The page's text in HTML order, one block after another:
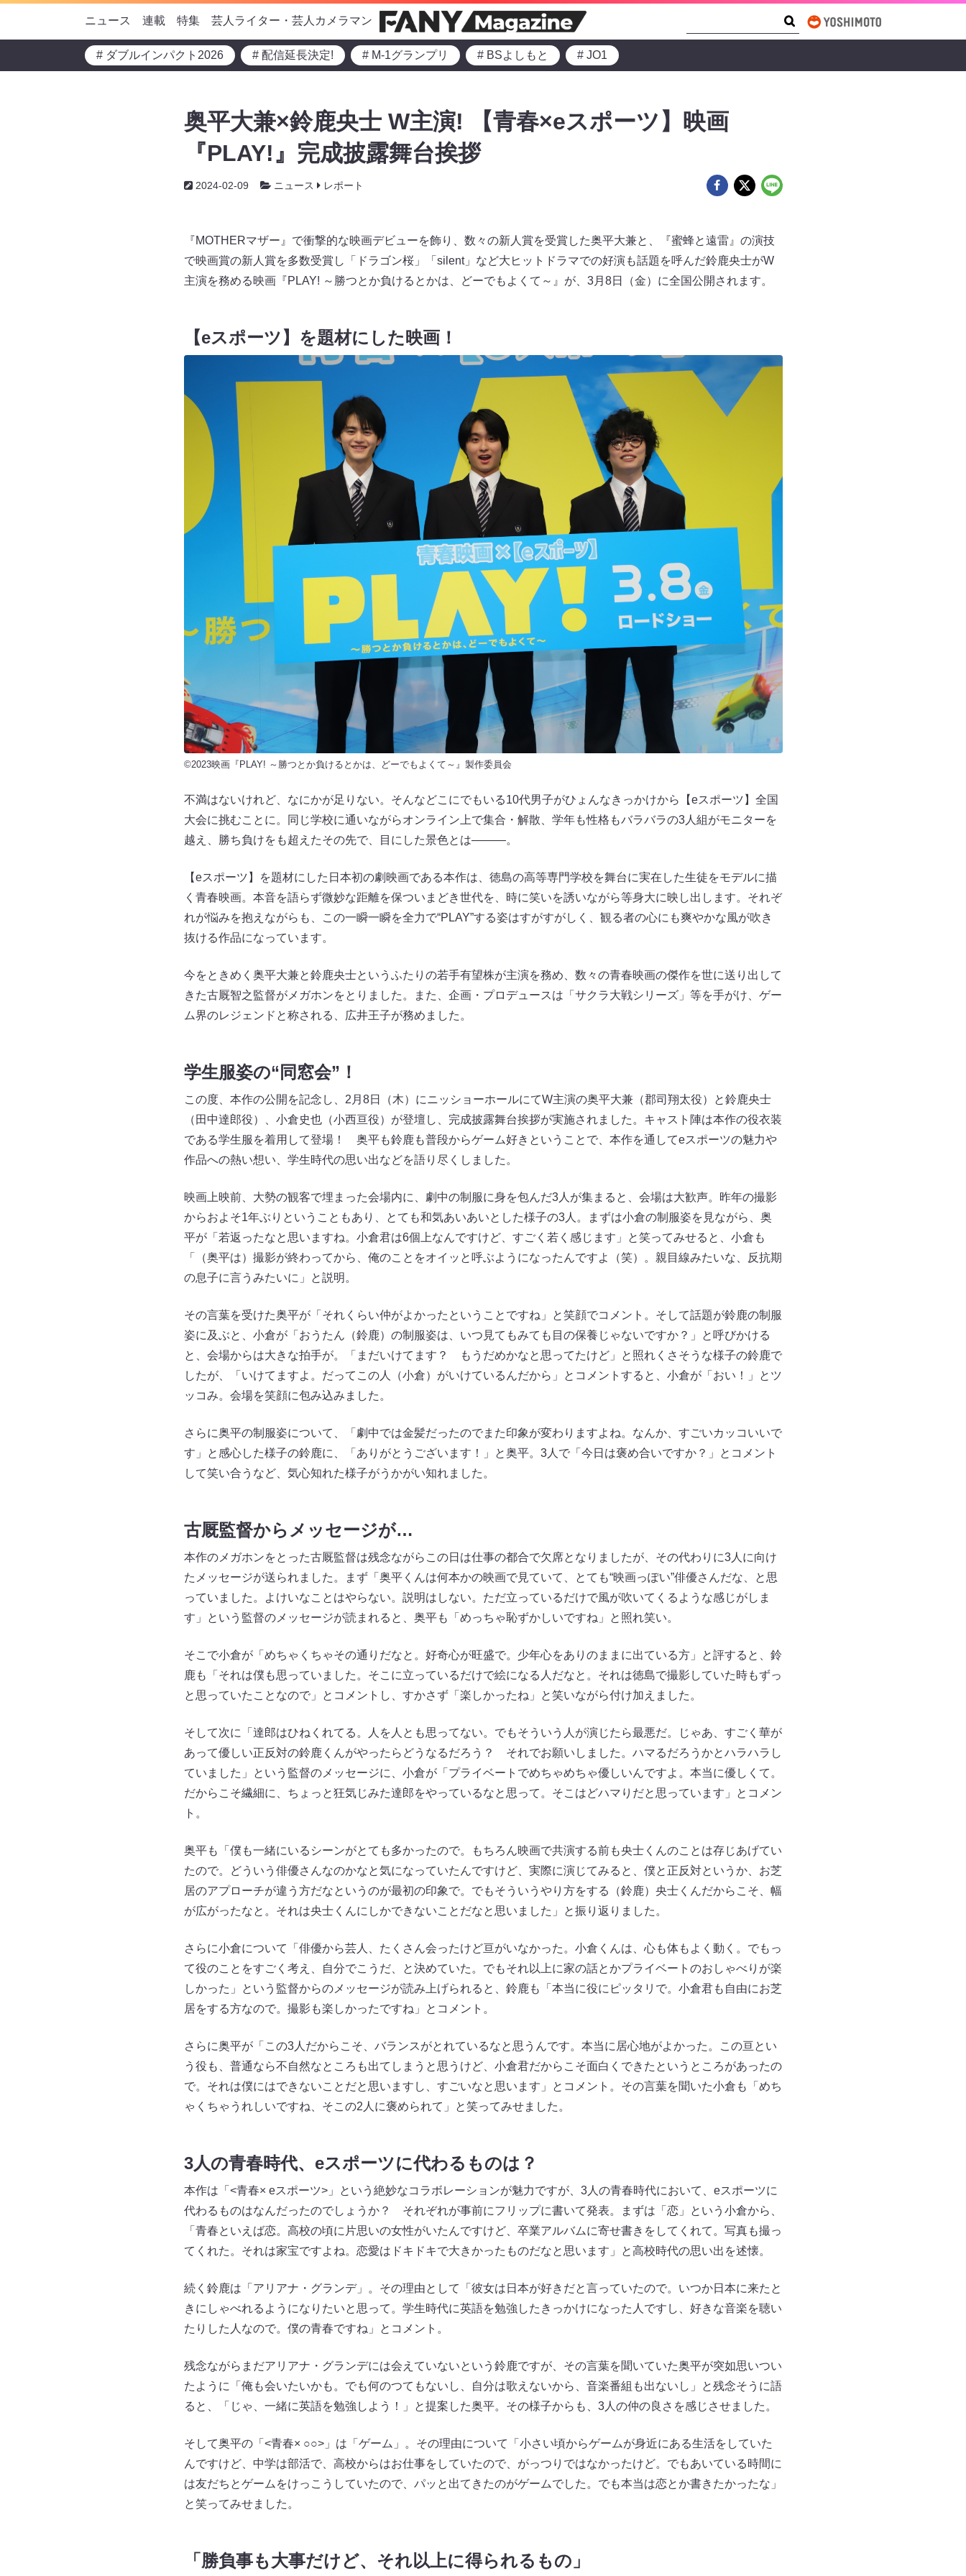
ニュース 連載 特集 芸人ライター・芸人カメラマン
# ダブルインパクト2026 # 配信延長決定! # M-1グランプリ # BSよしもと # JO1
奥平大兼×鈴鹿央士 W主演! 【青春×eスポーツ】映画
『PLAY!』完成披露舞台挨拶
2024-02-09 ニュース レポート
『MOTHERマザー』で衝撃的な映画デビューを飾り、数々の新人賞を受賞した奥平大兼と、『蜜蜂と遠雷』の演技
で映画賞の新人賞を多数受賞し「ドラゴン桜」「silent」など大ヒットドラマでの好演も話題を呼んだ鈴鹿央士がW
主演を務める映画『PLAY! ～勝つとか負けるとかは、どーでもよくて～』が、3月8日（金）に全国公開されます。
【eスポーツ】を題材にした映画！
©2023映画『PLAY! ～勝つとか負けるとかは、どーでもよくて～』製作委員会
不満はないけれど、なにかが足りない。そんなどこにでもいる10代男子がひょんなきっかけから【eスポーツ】全国
大会に挑むことに。同じ学校に通いながらオンライン上で集合・解散、学年も性格もバラバラの3人組がモニターを
越え、勝ち負けをも超えたその先で、目にした景色とは―――。
【eスポーツ】を題材にした日本初の劇映画である本作は、徳島の高等専門学校を舞台に実在した生徒をモデルに描
く青春映画。本音を語らず微妙な距離を保ついまどき世代を、時に笑いを誘いながら等身大に映し出します。それぞ
れが悩みを抱えながらも、この一瞬一瞬を全力で“PLAY”する姿はすがすがしく、観る者の心にも爽やかな風が吹き
抜ける作品になっています。
今をときめく奥平大兼と鈴鹿央士というふたりの若手有望株が主演を務め、数々の青春映画の傑作を世に送り出して
きた古厩智之監督がメガホンをとりました。また、企画・プロデュースは「サクラ大戦シリーズ」等を手がけ、ゲー
ム界のレジェンドと称される、広井王子が務めました。
学生服姿の“同窓会”！
この度、本作の公開を記念し、2月8日（木）にニッショーホールにてW主演の奥平大兼（郡司翔太役）と鈴鹿央士
（田中達郎役）、小倉史也（小西亘役）が登壇し、完成披露舞台挨拶が実施されました。キャスト陣は本作の役衣装
である学生服を着用して登場！ 奥平も鈴鹿も普段からゲーム好きということで、本作を通してeスポーツの魅力や
作品への熱い想い、学生時代の思い出などを語り尽くしました。
映画上映前、大勢の観客で埋まった会場内に、劇中の制服に身を包んだ3人が集まると、会場は大歓声。昨年の撮影
からおよそ1年ぶりということもあり、とても和気あいあいとした様子の3人。まずは小倉の制服姿を見ながら、奥
平が「若返ったなと思いますね。小倉君は6個上なんですけど、すごく若く感じます」と笑ってみせると、小倉も
「（奥平は）撮影が終わってから、俺のことをオイッと呼ぶようになったんですよ（笑）。親目線みたいな、反抗期
の息子に言うみたいに」と説明。
その言葉を受けた奥平が「それくらい仲がよかったということですね」と笑顔でコメント。そして話題が鈴鹿の制服
姿に及ぶと、小倉が「おうたん（鈴鹿）の制服姿は、いつ見てもみても目の保養じゃないですか？」と呼びかける
と、会場からは大きな拍手が。「まだいけてます？ もうだめかなと思ってたけど」と照れくさそうな様子の鈴鹿で
したが、「いけてますよ。だってこの人（小倉）がいけているんだから」とコメントすると、小倉が「おい！」とツ
ッコみ。会場を笑顔に包み込みました。
さらに奥平の制服姿について、「劇中では金髪だったのでまた印象が変わりますよね。なんか、すごいカッコいいで
す」と感心した様子の鈴鹿に、「ありがとうございます！」と奥平。3人で「今日は褒め合いですか？」とコメント
して笑い合うなど、気心知れた様子がうかがい知れました。
古厩監督からメッセージが…
本作のメガホンをとった古厩監督は残念ながらこの日は仕事の都合で欠席となりましたが、その代わりに3人に向け
たメッセージが送られました。まず「奥平くんは何本かの映画で見ていて、とても“映画っぽい”俳優さんだな、と思
っていました。よけいなことはやらない。説明はしない。ただ立っているだけで風が吹いてくるような感じがしま
す」という監督のメッセージが読まれると、奥平も「めっちゃ恥ずかしいですね」と照れ笑い。
そこで小倉が「めちゃくちゃその通りだなと。好奇心が旺盛で。少年心をありのままに出ている方」と評すると、鈴
鹿も「それは僕も思っていました。そこに立っているだけで絵になる人だなと。それは徳島で撮影していた時もずっ
と思っていたことなので」とコメントし、すかさず「楽しかったね」と笑いながら付け加えました。
そして次に「達郎はひねくれてる。人を人とも思ってない。でもそういう人が演じたら最悪だ。じゃあ、すごく華が
あって優しい正反対の鈴鹿くんがやったらどうなるだろう？ それでお願いしました。ハマるだろうかとハラハラし
ていました」という監督のメッセージに、小倉が「プライベートでめちゃめちゃ優しいんですよ。本当に優しくて。
だからこそ繊細に、ちょっと狂気じみた達郎をやっているなと思って。そこはどハマりだと思っています」とコメン
ト。
奥平も「僕も一緒にいるシーンがとても多かったので。もちろん映画で共演する前も央士くんのことは存じあげてい
たので。どういう俳優さんなのかなと気になっていたんですけど、実際に演じてみると、僕と正反対というか、お芝
居のアプローチが違う方だなというのが最初の印象で。でもそういうやり方をする（鈴鹿）央士くんだからこそ、幅
が広がったなと。それは央士くんにしかできないことだなと思いました」と振り返りました。
さらに小倉について「俳優から芸人、たくさん会ったけど亘がいなかった。小倉くんは、心も体もよく動く。でもっ
て役のことをすごく考え、自分でこうだ、と決めていた。でもそれ以上に家の話とかプライベートのおしゃべりが楽
しかった」という監督からのメッセージが読み上げられると、鈴鹿も「本当に役にピッタリで。小倉君も自由にお芝
居をする方なので。撮影も楽しかったですね」とコメント。
さらに奥平が「この3人だからこそ、バランスがとれているなと思うんです。本当に居心地がよかった。この亘とい
う役も、普通なら不自然なところも出てしまうと思うけど、小倉君だからこそ面白くできたというところがあったの
で。それは僕にはできないことだと思いますし、すごいなと思います」とコメント。その言葉を聞いた小倉も「めち
ゃくちゃうれしいですね、そこの2人に褒められて」と笑ってみせました。
3人の青春時代、eスポーツに代わるものは？
本作は「<青春× eスポーツ>」という絶妙なコラボレーションが魅力ですが、3人の青春時代において、eスポーツに
代わるものはなんだったのでしょうか？ それぞれが事前にフリップに書いて発表。まずは「恋」という小倉から、
「青春といえば恋。高校の頃に片思いの女性がいたんですけど、卒業アルバムに寄せ書きをしてくれて。写真も撮っ
てくれた。それは家宝ですよね。恋愛はドキドキで大きかったものだなと思います」と高校時代の思い出を述懐。
続く鈴鹿は「アリアナ・グランデ」。その理由として「彼女は日本が好きだと言っていたので。いつか日本に来たと
きにしゃべれるようになりたいと思って。学生時代に英語を勉強したきっかけになった人ですし、好きな音楽を聴い
たりした人なので。僕の青春ですね」とコメント。
残念ながらまだアリアナ・グランデには会えていないという鈴鹿ですが、その言葉を聞いていた奥平が突如思いつい
たように「俺も会いたいかも。でも何のつてもないし、自分は歌えないから、音楽番組も出ないし」と残念そうに語
ると、「じゃ、一緒に英語を勉強しよう！」と提案した奥平。その様子からも、3人の仲の良さを感じさせました。
そして奥平の「<青春× ○○>」は「ゲーム」。その理由について「小さい頃からゲームが身近にある生活をしていた
んですけど、中学は部活で、高校からはお仕事をしていたので、がっつりではなかったけど。でもあいている時間に
は友だちとゲームをけっこうしていたので、パッと出てきたのがゲームでした。でも本当は恋とか書きたかったな」
と笑ってみせました。
「勝負事も大事だけど、それ以上に得られるもの」